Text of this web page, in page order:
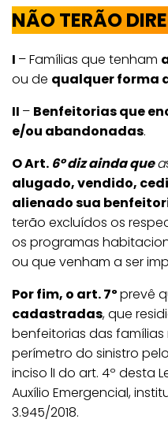
NÃO TERÃO
I – Famílias que tenham
ou de qualquer forma
II – Benfeitorias que
e/ou abandonadas.
O Art. 6º diz ainda quea
alugado, vendido,
alienado sua
terão excluídos os
os programas
ou que venham a ser
Por fim, o art. 7ºprevê
cadastradas, que
benfeitorias das
perímetro do sinistro
inciso lI do art. 4º desta
Auxílio Emergencial,
3.945/2018.